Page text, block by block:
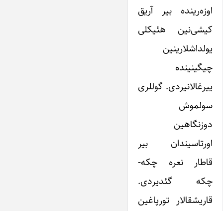
اوزه‌رینده بیر آریق
کیشی‌نین هئیکلی
یولداشلارینین
چیگینینده
ییرغالانیردی. گوللری
سولموش
دوزنگاهین
اورتاسیندان بیر
قاطار نعره چکه-
چکه گئدیردی.
قاریشقالار تورپاغین